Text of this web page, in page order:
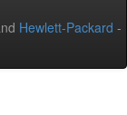
Hewlett-Packard -